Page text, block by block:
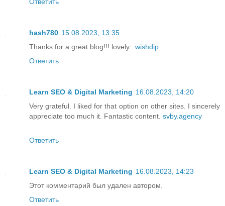
hash780 15.08.2023, 13:35
Thanks for a great blog!!! lovely.. wishdip
Ответить
Learn SEO & Digital Marketing 16.08.2023, 14:20
Very grateful. I liked for that option on other sites. I sincerely
appreciate too much it. Fantastic content. svby.agency
Ответить
Learn SEO & Digital Marketing 16.08.2023, 14:23
Этот комментарий был удален автором.
Ответить